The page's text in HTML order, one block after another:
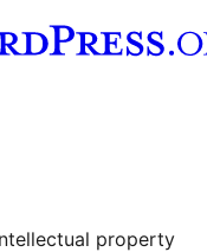
property